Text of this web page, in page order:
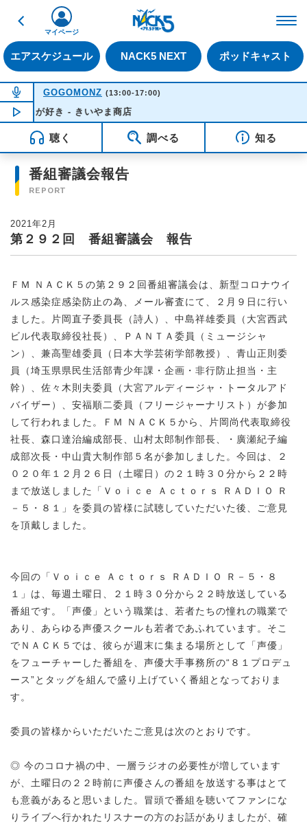
戻る
エアスケジュール NACK5 NEXT ポッドキャスト
マイページ
NOW ON AIR
GOGOMONZ (13:00-17:00)
NOW PLAYING 15:57
が好き - きいやま商店
聴く 調べる 知る
番組審議会報告
REPORT
2021年2月
第２９２回 番組審議会 報告
ＦＭ ＮＡＣＫ５の第２９２回番組審議会は、新型コロナウイ
ルス感染症感染防止の為、メール審査にて、２月９日に行い
ました。片岡直子委員長（詩人）、中島祥雄委員（大宮西武
ビル代表取締役社長）、ＰＡＮＴＡ委員（ミュージシャ
ン）、兼高聖雄委員（日本大学芸術学部教授）、青山正則委
員（埼玉県県民生活部青少年課・企画・非行防止担当・主
幹）、佐々木則夫委員（大宮アルディージャ・トータルアド
バイザー）、安福順二委員（フリージャーナリスト）が参加
して行われました。ＦＭ ＮＡＣＫ５から、片岡尚代表取締役
社長、森口達治編成部長、山村太郎制作部長、・廣瀬紀子編
成部次長・中山貴大制作部５名が参加しました。今回は、２
０２０年１２月２６日（土曜日）の２１時３０分から２２時
まで放送しました「Ｖｏｉｃｅ Ａｃｔｏｒｓ ＲＡＤＩＯ Ｒ
－５・８１」を委員の皆様に試聴していただいた後、ご意見
を頂戴しました。
今回の「Ｖｏｉｃｅ Ａｃｔｏｒｓ ＲＡＤＩＯ Ｒ－５・８
１」は、毎週土曜日、２１時３０分から２２時放送している
番組です。「声優」という職業は、若者たちの憧れの職業で
あり、あらゆる声優スクールも若者であふれています。そこ
でＮＡＣＫ５では、彼らが週末に集まる場所として「声優」
をフューチャーした番組を、声優大手事務所の“８１プロデュ
ース”とタッグを組んで盛り上げていく番組となっておりま
す。
委員の皆様からいただいたご意見は次のとおりです。
◎ 今のコロナ禍の中、一層ラジオの必要性が増しています
が、土曜日の２２時前に声優さんの番組を放送する事はとて
も意義があると思いました。冒頭で番組を聴いてファンにな
りライブへ行かれたリスナーの方のお話がありましたが、確